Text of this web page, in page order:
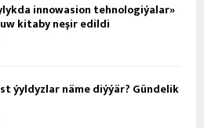
innowasion tehnologiýalar»
kitaby neşir edildi
ýyldyzlar näme diýýär? Gündelik